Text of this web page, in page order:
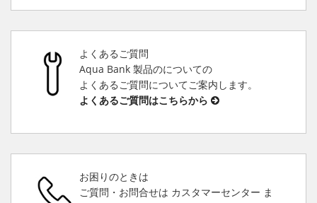
よくあるご質問
Aqua Bank 製品のについての
よくあるご質問についてご案内します。
よくあるご質問はこちらから
お困りのときは
ご質問・お問合せは カスタマーセンター ま